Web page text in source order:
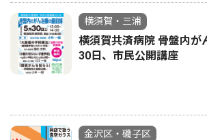
横須賀・三浦
横須賀共済病院 骨盤内が
30日、市民公開講座
金沢区・磯子区